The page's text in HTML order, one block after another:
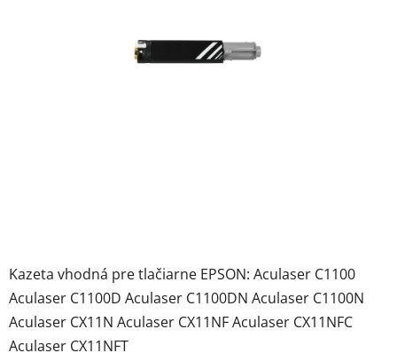
Kazeta vhodná pre tlačiarne EPSON: Aculaser C1100
Aculaser C1100D Aculaser C1100DN Aculaser C1100N
Aculaser CX11N Aculaser CX11NF Aculaser CX11NFC
Aculaser CX11NFT